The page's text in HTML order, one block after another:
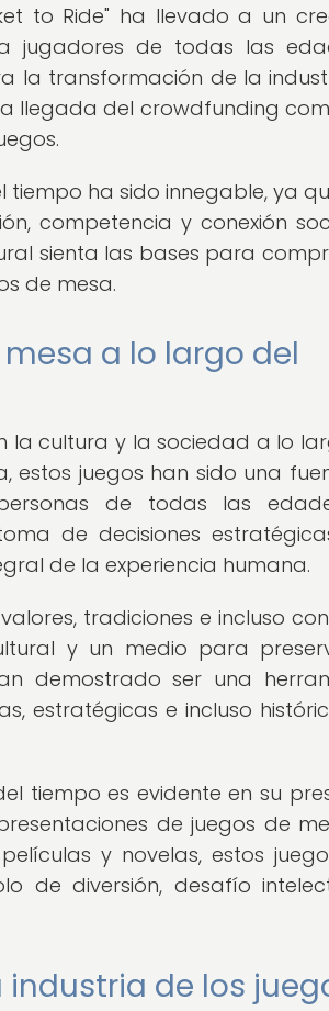
to Ride" ha llevado a un
jugadores de todas las
la transformación de la
llegada del crowdfunding
ha sido innegable, ya
competencia y conexión
sienta las bases para
de mesa.
a lo largo del
la cultura y la sociedad a lo
estos juegos han sido una
de todas las
de decisiones
de la experiencia humana.
tradiciones e incluso
y un medio para
demostrado ser una
estratégicas e incluso
tiempo es evidente en su
de juegos de
y novelas, estos
de diversión, desafío
de los